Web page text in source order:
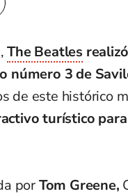
The Beatles
número 3 de
de este histórico
turístico
porTom Greene,